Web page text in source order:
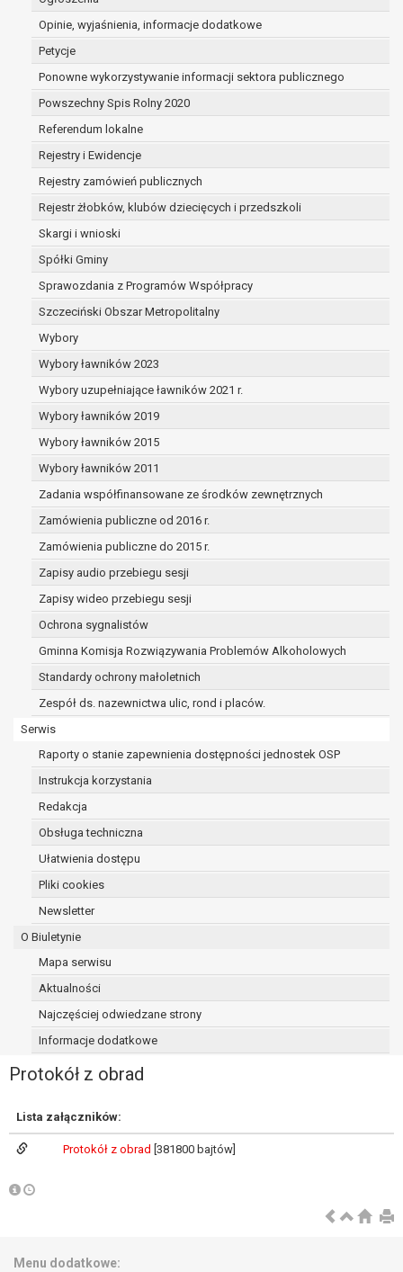
Opinie, wyjaśnienia, informacje dodatkowe
Petycje
Ponowne wykorzystywanie informacji sektora publicznego
Powszechny Spis Rolny 2020
Referendum lokalne
Rejestry i Ewidencje
Rejestry zamówień publicznych
Rejestr żłobków, klubów dziecięcych i przedszkoli
Skargi i wnioski
Spółki Gminy
Sprawozdania z Programów Współpracy
Szczeciński Obszar Metropolitalny
Wybory
Wybory ławników 2023
Wybory uzupełniające ławników 2021 r.
Wybory ławników 2019
Wybory ławników 2015
Wybory ławników 2011
Zadania współfinansowane ze środków zewnętrznych
Zamówienia publiczne od 2016 r.
Zamówienia publiczne do 2015 r.
Zapisy audio przebiegu sesji
Zapisy wideo przebiegu sesji
Ochrona sygnalistów
Gminna Komisja Rozwiązywania Problemów Alkoholowych
Standardy ochrony małoletnich
Zespół ds. nazewnictwa ulic, rond i placów.
Serwis
Raporty o stanie zapewnienia dostępności jednostek OSP
Instrukcja korzystania
Redakcja
Obsługa techniczna
Ułatwienia dostępu
Pliki cookies
Newsletter
O Biuletynie
Mapa serwisu
Aktualności
Najczęściej odwiedzane strony
Informacje dodatkowe
Protokół z obrad
Lista załączników:
Protokół z obrad [381800 bajtów]
Menu dodatkowe:
dane są nieprawidłowe lub
niekompletne;
osobowych (tzw. prawo do bycia
zapomnianym) na podstawie art. 17 RODO,
w przypadku gdy:
dane nie są już niezbędne do celów,
sposób przetwarzane,
osoba, której dane dotyczą, wniosła
sprzeciw wobec przetwarzania
osoba, której dane dotyczą wycofała
osobowych, która jest podstawą
przetwarzania danych i nie ma innej
podstawy prawnej przetwarzania
dane osobowe przetwarzane są
niezgodnie z prawem,
dane osobowe muszą być usunięte w
celu wywiązania się z obowiązku
wynikającego z przepisów prawa;
prawo do żądania ograniczenia
przetwarzania danych osobowych na
podstawie art. 18 RODO, w przypadku gdy:
osoba, której dane dotyczą
kwestionuje prawidłowość danych
osobowych – na okres pozwalający
administratorowi sprawdzić
prawidłowość tych danych,
przetwarzanie danych jest niezgodne
z prawem, a osoba, której dane
dotyczą, sprzeciwia się usunięciu
danych, żądając w zamian ich
ograniczenia,
której dane dotyczą, potrzebuje ich do
ustalenia, obrony lub dochodzenia
osoba, której dane dotyczą, wniosła
sprzeciw wobec przetwarzania
danych - do czasu ustalenia czy
stronie administratora są nadrzędne
podstawie art. 20 RODO, w przypadku gdy
łącznie spełnione są następujące przesłanki:
przetwarzanie danych odbywa się na
podstawie umowy zawartej z osobą,
której dane dotyczą lub na podstawie
zgody wyrażonej przez tą osobę,
przetwarzanie odbywa się w sposób
prawo sprzeciwu wobec przetwarzania
danych na podstawie art. 21 RODO, wobec
przetwarzania danych osobowych, którego
wykonania zadania realizowanego w